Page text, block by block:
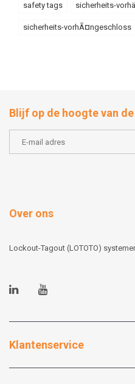
safety tags sicherheits-
sicherheits-vorhÃ¤ngeschloss
Blijf op de hoogte van
Over ons
Lockout-Tagout (LOTOTO)
Klantenservice